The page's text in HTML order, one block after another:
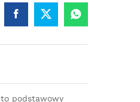
podstawowy